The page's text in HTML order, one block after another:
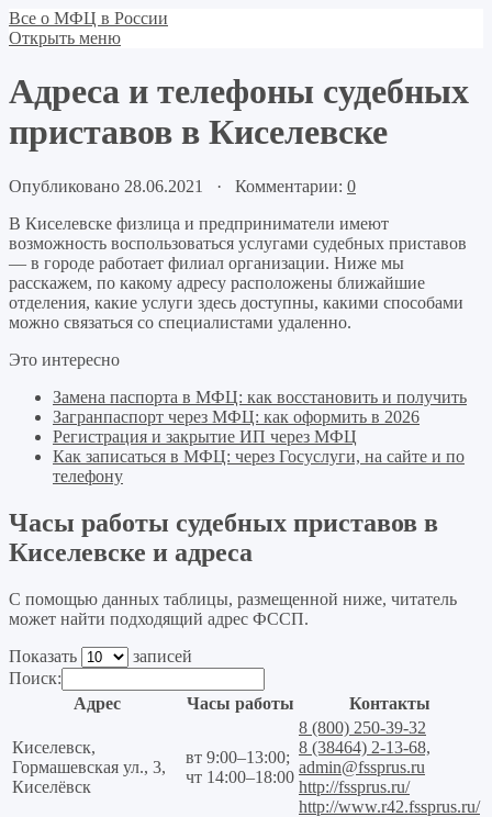
Все о МФЦ в России
Открыть меню
Адреса и телефоны судебных
приставов в Киселевске
Опубликовано 28.06.2021 · Комментарии: 0
В Киселевске физлица и предприниматели имеют
возможность воспользоваться услугами судебных приставов
— в городе работает филиал организации. Ниже мы
расскажем, по какому адресу расположены ближайшие
отделения, какие услуги здесь доступны, какими способами
можно связаться со специалистами удаленно.
Это интересно
Замена паспорта в МФЦ: как восстановить и получить
Загранпаспорт через МФЦ: как оформить в 2026
Регистрация и закрытие ИП через МФЦ
Как записаться в МФЦ: через Госуслуги, на сайте и по
телефону
Часы работы судебных приставов в
Киселевске и адреса
С помощью данных таблицы, размещенной ниже, читатель
может найти подходящий адрес ФССП.
Показать
записей
Поиск:
Адрес
Часы работы Контакты
Киселевск,
Гормашевская ул., 3,
Киселёвск
вт 9:00–13:00;
чт 14:00–18:00
8 (800) 250-39-32
8 (38464) 2-13-68,
admin@fssprus.ru
http://fssprus.ru/
http://www.r42.fssprus.ru/